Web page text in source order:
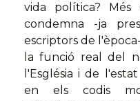
vida política? Més
condemna -ja
escriptors de
la funció real del
l'Església i de
en els codis